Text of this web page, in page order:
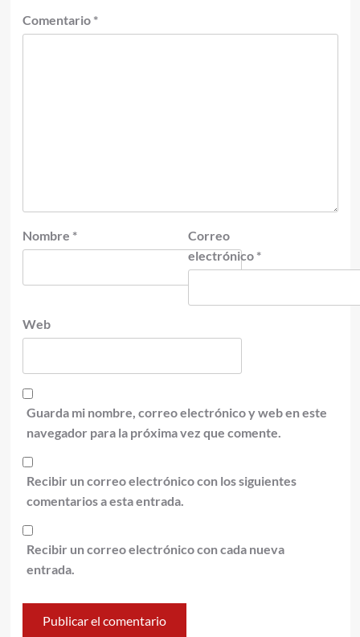
Comentario *
Nombre *
Correo
electrónico *
Web
Guarda mi nombre, correo electrónico y web en este
navegador para la próxima vez que comente.
Recibir un correo electrónico con los siguientes
comentarios a esta entrada.
Recibir un correo electrónico con cada nueva
entrada.